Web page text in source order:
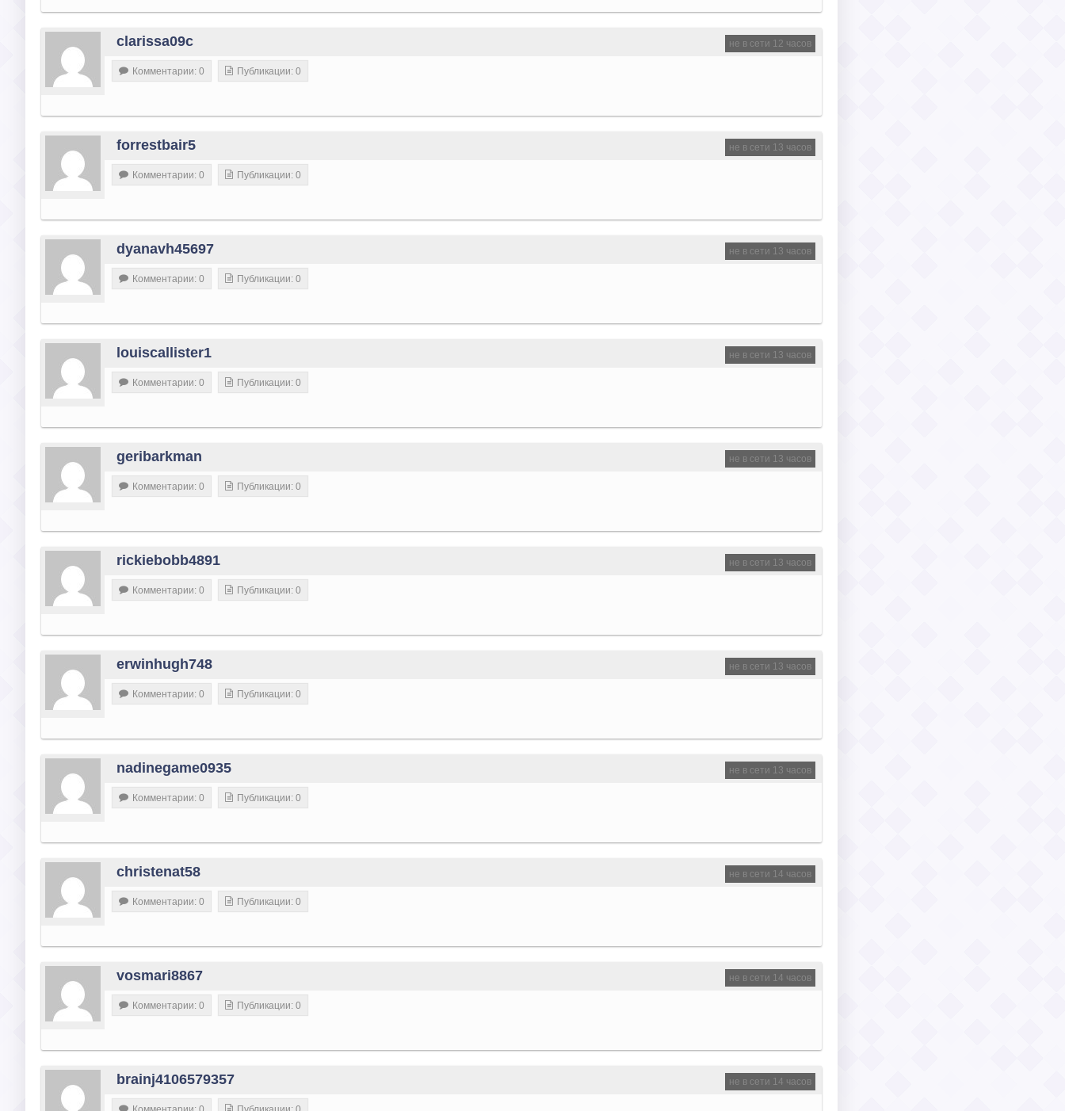
не в сети 12 часов
clarissa09c
Комментарии: 0 Публикации: 0
не в сети 13 часов
forrestbair5
Комментарии: 0 Публикации: 0
не в сети 13 часов
dyanavh45697
Комментарии: 0 Публикации: 0
не в сети 13 часов
louiscallister1
Комментарии: 0 Публикации: 0
не в сети 13 часов
geribarkman
Комментарии: 0 Публикации: 0
не в сети 13 часов
rickiebobb4891
Комментарии: 0 Публикации: 0
не в сети 13 часов
erwinhugh748
Комментарии: 0 Публикации: 0
не в сети 13 часов
nadinegame0935
Комментарии: 0 Публикации: 0
не в сети 14 часов
christenat58
Комментарии: 0 Публикации: 0
не в сети 14 часов
vosmari8867
Комментарии: 0 Публикации: 0
не в сети 14 часов
brainj4106579357